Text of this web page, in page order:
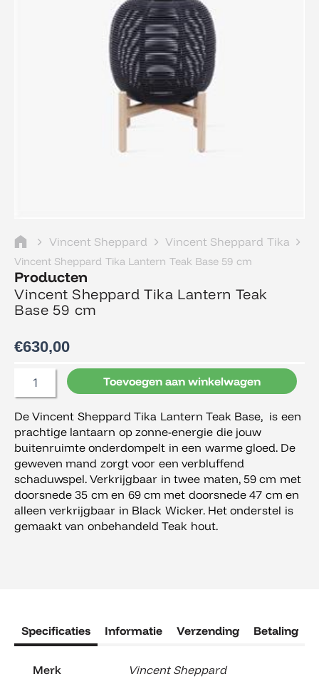
Vincent Sheppard Vincent Sheppard Tika
Vincent Sheppard Tika Lantern Teak Base 59 cm
Producten
Vincent Sheppard Tika Lantern Teak
Base 59 cm
€630,00
Sheppard
Tika
Lantern
Teak
Base
59
cm
aantal
Toevoegen aan winkelwagen
De Vincent Sheppard Tika Lantern Teak Base, is een
prachtige lantaarn op zonne-energie die jouw
buitenruimte onderdompelt in een warme gloed. De
geweven mand zorgt voor een verbluffend
schaduwspel. Verkrijgbaar in twee maten, 59 cm met
doorsnede 35 cm en 69 cm met doorsnede 47 cm en
alleen verkrijgbaar in Black Wicker. Het onderstel is
gemaakt van onbehandeld Teak hout.
Specificaties Informatie Verzending Betaling
Merk Vincent Sheppard